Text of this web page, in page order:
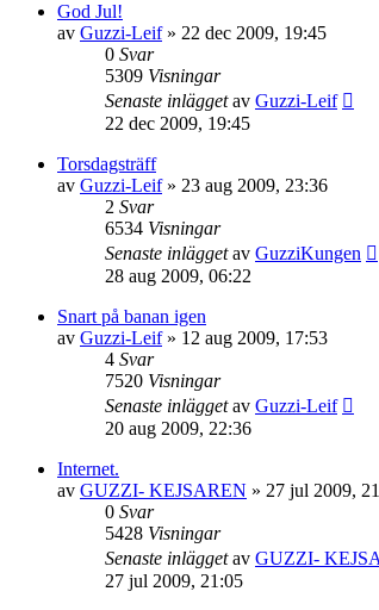
God Jul!
av Guzzi-Leif» 22 dec 2009, 19:45
0 Svar
5309 Visningar
Senaste inläggetav Guzzi-Leif
22 dec 2009, 19:45
Torsdagsträff
av Guzzi-Leif» 23 aug 2009, 23:36
2 Svar
6534 Visningar
Senaste inläggetav GuzziKungen
28 aug 2009, 06:22
Snart på banan igen
av Guzzi-Leif» 12 aug 2009, 17:53
4 Svar
7520 Visningar
Senaste inläggetav Guzzi-Leif
20 aug 2009, 22:36
Internet.
av GUZZI- KEJSAREN » 27 jul 2009,
0 Svar
5428 Visningar
Senaste inläggetav GUZZI-
27 jul 2009, 21:05